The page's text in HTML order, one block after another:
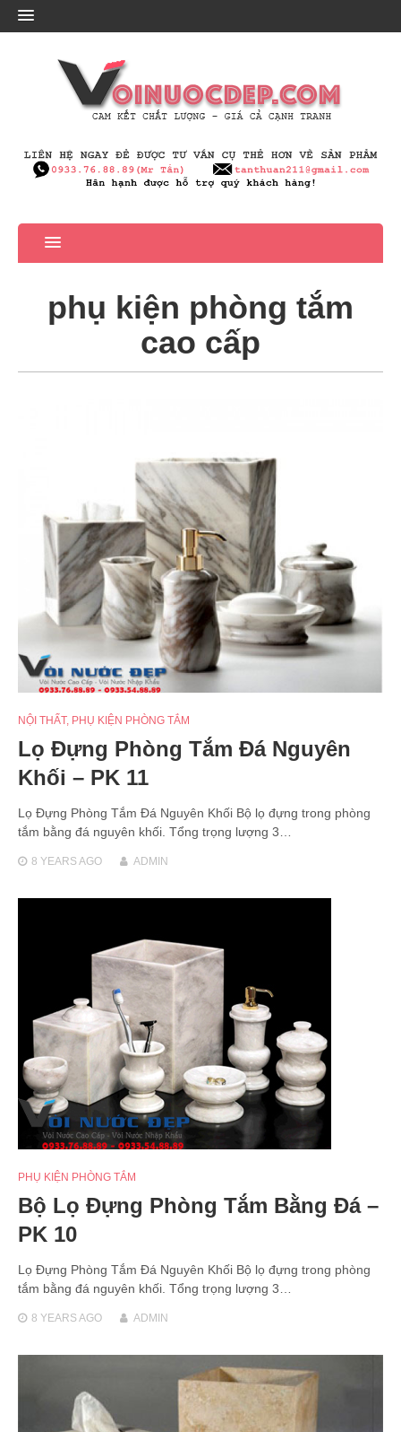
phụ kiện phòng tắm
cao cấp
NỘI THẤT, PHỤ KIỆN PHÒNG TẮM
Lọ Đựng Phòng Tắm Đá Nguyên
Khối – PK 11
Lọ Đựng Phòng Tắm Đá Nguyên Khối Bộ lọ đựng trong phòng
tắm bằng đá nguyên khối. Tổng trọng lượng 3…
8 YEARSAGO ADMIN
PHỤ KIỆN PHÒNG TẮM
Bộ Lọ Đựng Phòng Tắm Bằng Đá –
PK 10
Lọ Đựng Phòng Tắm Đá Nguyên Khối Bộ lọ đựng trong phòng
tắm bằng đá nguyên khối. Tổng trọng lượng 3…
8 YEARSAGO ADMIN